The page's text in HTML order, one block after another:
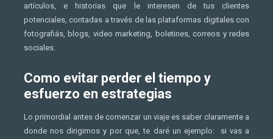
artículos, e historias que le interesen de tus clientes
potenciales, contadas a través de las plataformas digitales con
fotografiás, blogs, video marketing, boletines, correos y redes
sociales.
Como evitar perder el tiempo y
esfuerzo en estrategias
Lo primordial antes de comenzar un viaje es saber claramente a
donde nos dirigimos y por que, te daré un ejemplo: si vas a